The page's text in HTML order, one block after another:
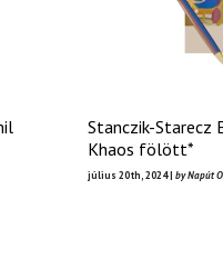
Stanczik-Starecz
Khaos fölött*
július 20th, 2024 | by Napút